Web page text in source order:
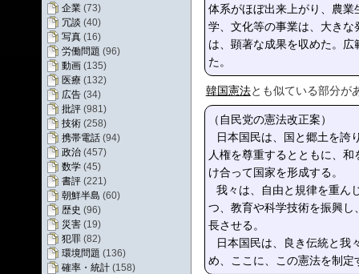
企業 (73)
冗談 (40)
写真 (16)
労働問題 (96)
動画 (135)
医療 (132)
広告 (34)
批評 (981)
技術 (258)
携帯電話 (94)
政治 (457)
数学 (45)
書評 (221)
朝鮮半島 (60)
歴史 (96)
災害 (19)
犯罪 (82)
環境問題 (136)
確率・統計 (158)
体系がほぼ出来上がり、農
学、文化等の事業は、大き
は、顕著な成果を収めた。
た。
韓国憲法とも似ている部分が
（自民党の憲法改正案）
日本国民は、国と郷土を誇
人権を尊重するとともに、
け合って国家を形成する。
我々は、自由と規律を重ん
つ、教育や科学技術を振興
長させる。
日本国民は、良き伝統と我
め、ここに、この憲法を制定